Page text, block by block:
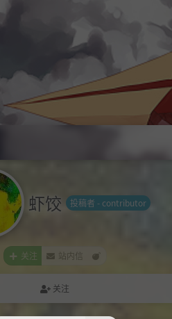
虾饺 投稿者 - contributor
关注 站内信
关注